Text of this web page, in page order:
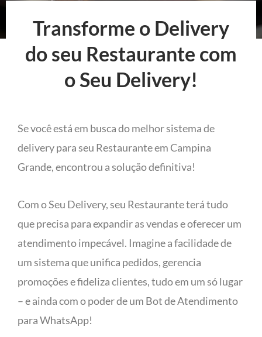
Transforme o Delivery
do seu Restaurante com
o Seu Delivery!
Se você está em busca do melhor sistema de
delivery para seu Restaurante em Campina
Grande, encontrou a solução definitiva!
Com o Seu Delivery, seu Restaurante terá tudo
que precisa para expandir as vendas e oferecer um
atendimento impecável. Imagine a facilidade de
um sistema que unifica pedidos, gerencia
promoções e fideliza clientes, tudo em um só lugar
– e ainda com o poder de um Bot de Atendimento
para WhatsApp!